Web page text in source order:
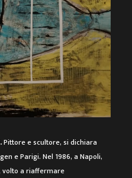
Pittore e scultore, si dichiara
e Parigi. Nel 1986, a Napoli,
volto a riaffermare